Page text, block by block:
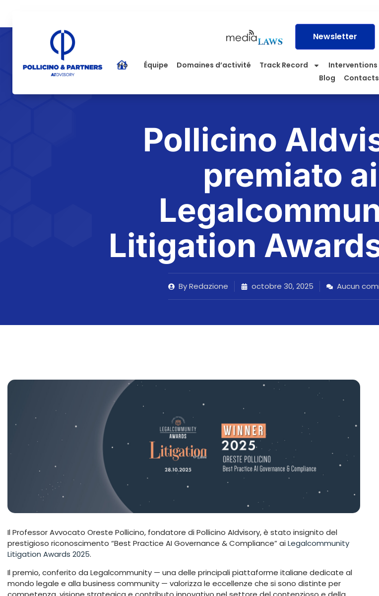
Newsletter
Home Équipe Domaines d’activité Track Record Interventions
Blog
Contacts
Pollicino
premiato ai
Litigation
ByRedazione octobre 30, 2025 Aucun
Il Professor Avvocato Oreste Pollicino, fondatore di Pollicino AIdvisory, è stato insignito del
prestigioso riconoscimento “Best Practice AI Governance & Compliance” aiLegalcommunity
Litigation Awards 2025.
Il premio, conferito da Legalcommunity — una delle principali piattaforme italiane dedicate al
mondo legale e alla business community — valorizza le eccellenze che si sono distinte per